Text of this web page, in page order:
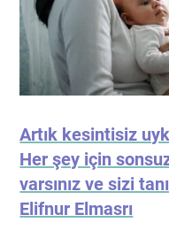
Artık kesintisiz
Her şey için
varsınız ve sizi
Elifnur Elmasrı